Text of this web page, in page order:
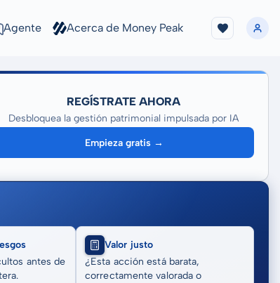
Agente Acerca de Money Peak
REGÍSTRATE AHORA
Desbloquea la gestión patrimonial impulsada por IA
Empieza gratis →
antes de
Valor justo
¿Esta acción está barata,
correctamente valorada o